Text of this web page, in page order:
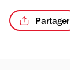
Partager